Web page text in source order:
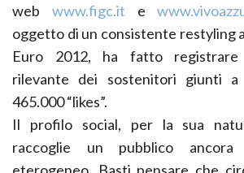
web www.figc.it e
oggetto di un consistente restyling
Euro 2012, ha fatto registrare
rilevante dei sostenitori giunti a
465.000 “likes”.
Il profilo social, per la sua
raccoglie un pubblico